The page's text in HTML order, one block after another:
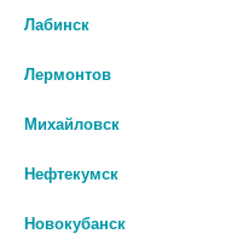
РОПИВАКАИН-БИНЕРГИЯ Р-Р Д/
1 133 руб.
Лабинск
Лермонтов
Михайловск
Нефтекумск
Новокубанск